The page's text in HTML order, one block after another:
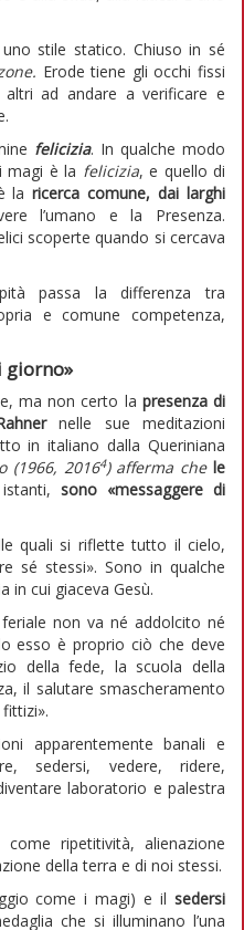
stile statico. Chiuso in sé
Erode tiene gli occhi fissi
ad andare a verificare e
felicizia. In qualche modo
magi è la felicizia, e quello di
laricerca comune, dai larghi
l’umano e la Presenza.
scoperte quando si cercava
passa la differenza tra
e comune competenza,
giorno»
ma non certo la presenza di
nelle sue meditazioni
in italiano dalla Queriniana
(1966, 20164) afferma che le
sono «messaggere di
quali si riflette tutto il cielo,
sé stessi». Sono in qualche
in cui giaceva Gesù.
non va né addolcito né
esso è proprio ciò che deve
della fede, la scuola della
il salutare smascheramento
apparentemente banali e
sedersi, vedere, ridere,
laboratorio e palestra
ripetitività, alienazione
della terra e di noi stessi.
come i magi) e ilsedersi
che si illuminano l’una